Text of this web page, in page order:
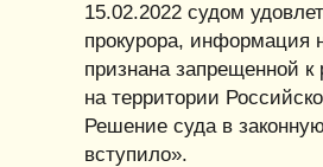
15.02.2022 судом
прокурора, информация
признана запрещенной к
на территории
Решение суда в
вступило».